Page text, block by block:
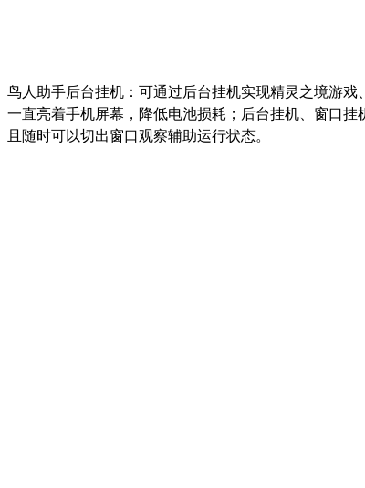
鸟人助手后台挂机：可通过后台挂机实现精灵之境游
一直亮着手机屏幕，降低电池损耗；后台挂机、窗口
且随时可以切出窗口观察辅助运行状态。